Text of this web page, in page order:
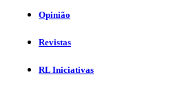
Opinião
Revistas
RL Iniciativas